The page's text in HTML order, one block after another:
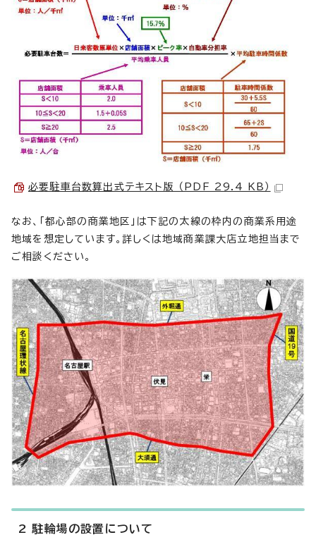
必要駐車台数算出式テキスト版 （PDF 29.4 KB）
なお、「都心部の商業地区」は下記の太線の枠内の商業系用途
地域を想定しています。詳しくは地域商業課大店立地担当まで
ご相談ください。
2 駐輪場の設置について